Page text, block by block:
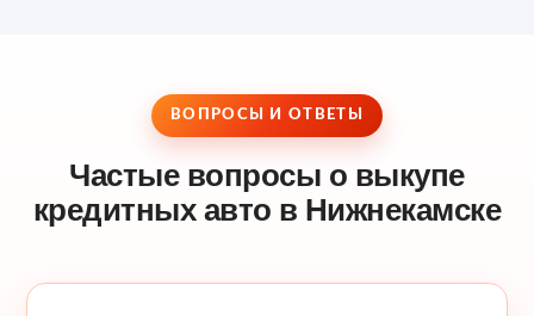
ВОПРОСЫ И ОТВЕТЫ
Частые вопросы о выкупе
кредитных авто в Нижнекамске